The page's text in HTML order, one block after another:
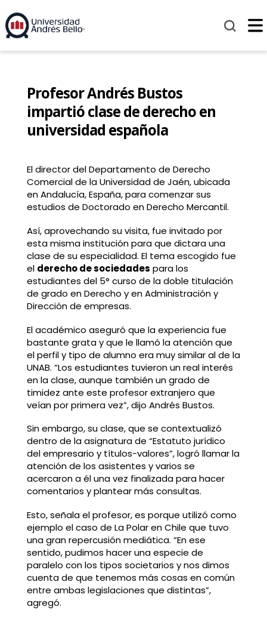
Profesor Andrés Bustos
impartió clase de derecho en
universidad española
El director del Departamento de Derecho
Comercial de la Universidad de Jaén, ubicada
en Andalucía, España, para comenzar sus
estudios de Doctorado en Derecho Mercantil.
Así, aprovechando su visita, fue invitado por
esta misma institución para que dictara una
clase de su especialidad. El tema escogido fue
el derecho de sociedades para los
estudiantes del 5° curso de la doble titulación
de grado en Derecho y en Administración y
Dirección de empresas.
El académico aseguró que la experiencia fue
bastante grata y que le llamó la atención que
el perfil y tipo de alumno era muy similar al de la
UNAB. “Los estudiantes tuvieron un real interés
en la clase, aunque también un grado de
timidez ante este profesor extranjero que
veían por primera vez”, dijo Andrés Bustos.
Sin embargo, su clase, que se contextualizó
dentro de la asignatura de “Estatuto jurídico
del empresario y títulos-valores”, logró llamar la
atención de los asistentes y varios se
acercaron a él una vez finalizada para hacer
comentarios y plantear más consultas.
Esto, señala el profesor, es porque utilizó como
ejemplo el caso de La Polar en Chile que tuvo
una gran repercusión mediática. “En ese
sentido, pudimos hacer una especie de
paralelo con los tipos societarios y nos dimos
cuenta de que tenemos más cosas en común
entre ambas legislaciones que distintas”,
agregó.